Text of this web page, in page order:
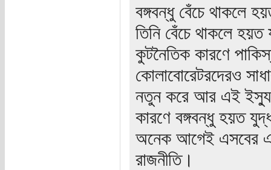
বঙ্গবন্ধু বেঁচে থাকলে
তিনি বেঁচে থাকলে
কুটনৈতিক কারণে
কোলাবোরেটরদেরও
নতুন করে আর এই ইস্যু
কারণে বঙ্গবন্ধু হয়ত
অনেক আগেই এসবের
রাজনীতি।